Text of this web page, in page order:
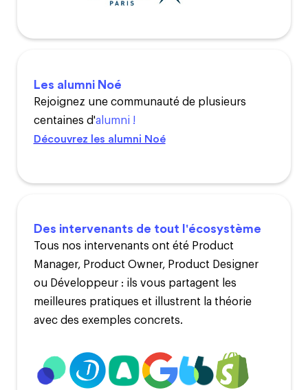
Des intervenants de tout l'écosystème
Tous nos intervenants ont été Product
Manager, Product Owner, Product Designer
ou Développeur : ils vous partagent les
meilleures pratiques et illustrent la théorie
avec des exemples concrets.
Les alumni Noé
Rejoignez une communauté de plusieurs
centaines d'alumni !
Découvrez les alumni Noé